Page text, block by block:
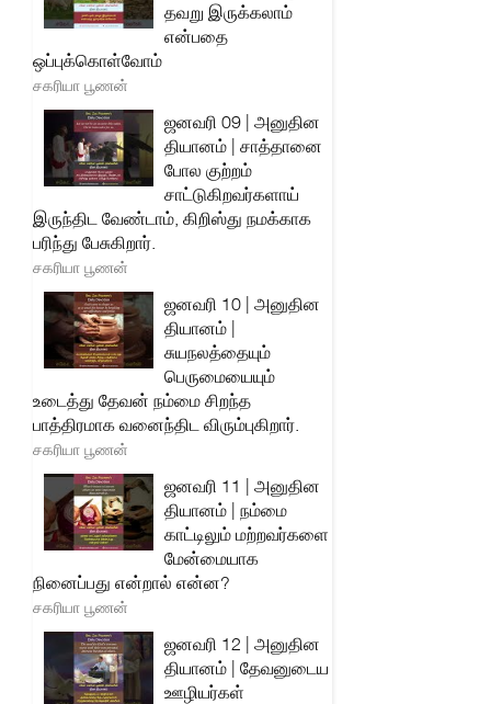
தவறு இருக்கலாம்
என்பதை
ஒப்புக்கொள்வோம்
சகரியா பூணன்
ஜனவரி 09 | அனுதின
தியானம் | சாத்தானை
போல குற்றம்
சாட்டுகிறவர்களாய்
இருந்திட வேண்டாம், கிறிஸ்து நமக்காக
பரிந்து பேசுகிறார்.
சகரியா பூணன்
ஜனவரி 10 | அனுதின
தியானம் |
சுயநலத்தையும்
பெருமையையும்
உடைத்து தேவன் நம்மை சிறந்த
பாத்திரமாக வனைந்திட விரும்புகிறார்.
சகரியா பூணன்
ஜனவரி 11 | அனுதின
தியானம் | நம்மை
காட்டிலும் மற்றவர்களை
மேன்மையாக
நினைப்பது என்றால் என்ன?
சகரியா பூணன்
ஜனவரி 12 | அனுதின
தியானம் | தேவனுடைய
ஊழியர்கள்